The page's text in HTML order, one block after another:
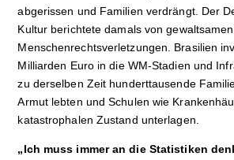
abgerissen und Familien verdrängt. Der
Kultur berichtete damals von
Menschenrechtsverletzungen. Brasilien
Milliarden Euro in die WM-Stadien und
zu derselben Zeit hunderttausende
Armut lebten und Schulen wie
katastrophalen Zustand unterlagen.
„Ich muss immer an die Statistiken